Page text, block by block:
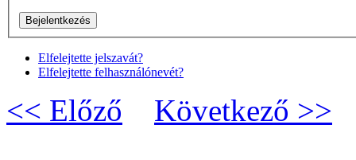
Elfelejtette jelszavát?
Elfelejtette felhasználónevét?
<< Előző Következő >>